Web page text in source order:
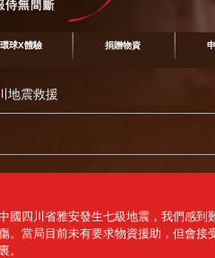
環球X體驗 捐贈物資
地震救援
國四川省雅安發生七級地震，我們感到
。當局目前未有要求物資援助，但會接
。